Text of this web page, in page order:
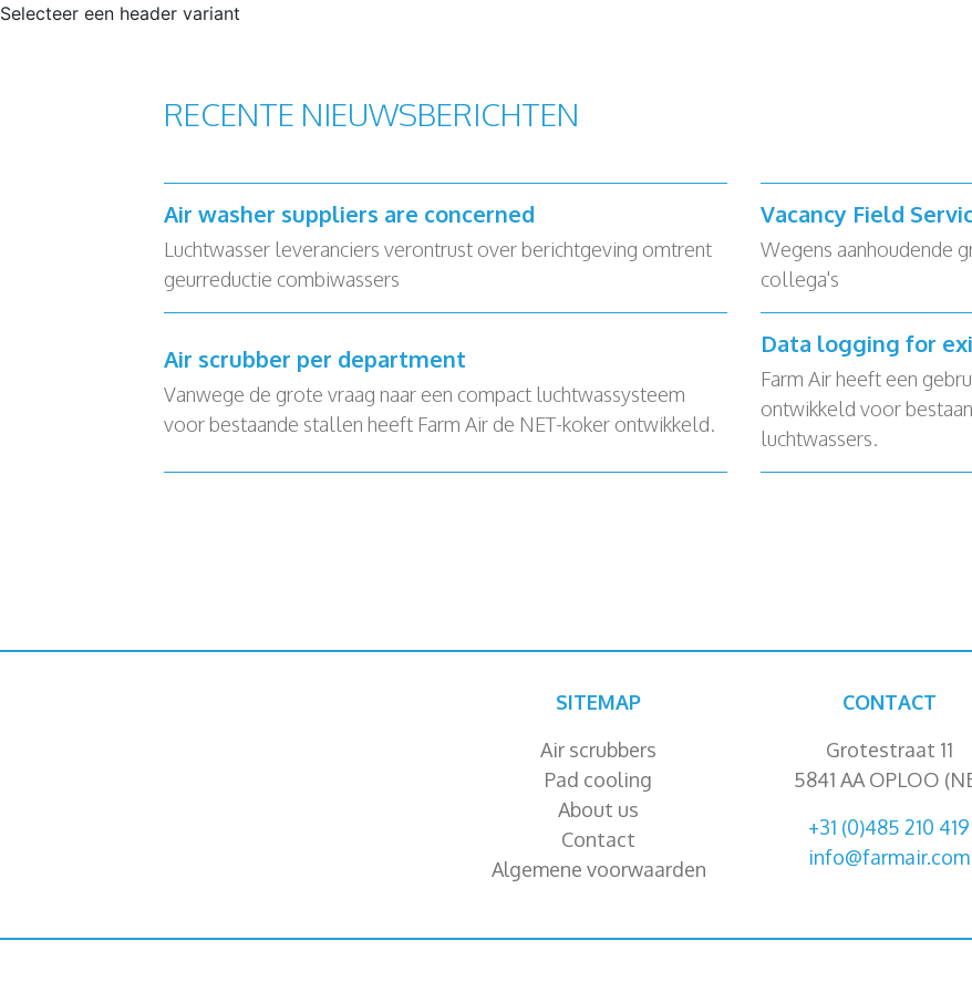
Selecteer een header variant
RECENTE NIEUWSBERICHTEN
Air washer suppliers are concerned
Luchtwasser leveranciers verontrust over berichtgeving omtrent
geurreductie combiwassers
Vacancy Field
Wegens aanhoudende
collega's
Air scrubber per department
Vanwege de grote vraag naar een compact luchtwassysteem
voor bestaande stallen heeft Farm Air de NET-koker ontwikkeld.
Data logging for
Farm Air heeft een
ontwikkeld voor
luchtwassers.
SITEMAP
Air scrubbers
Pad cooling
About us
Contact
Algemene voorwaarden
CONTACT
Grotestraat 11
5841 AA OPLOO
+31 (0)485 210 419
info@farmair.com